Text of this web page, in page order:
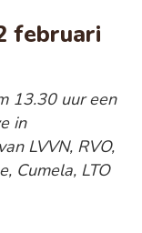
februari
13.30 uur een
in
LVVN, RVO,
Cumela, LTO